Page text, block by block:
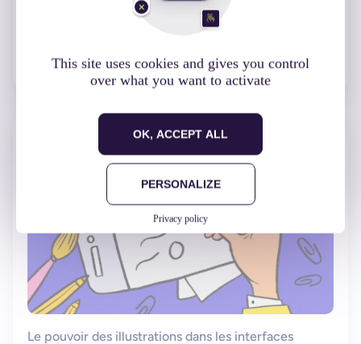
This site uses cookies and gives you control
over what you want to activate
OK, ACCEPT ALL
PERSONALIZE
Privacy policy
Le pouvoir des illustrations dans les interfaces